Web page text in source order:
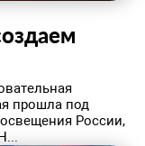
прошла под
России,